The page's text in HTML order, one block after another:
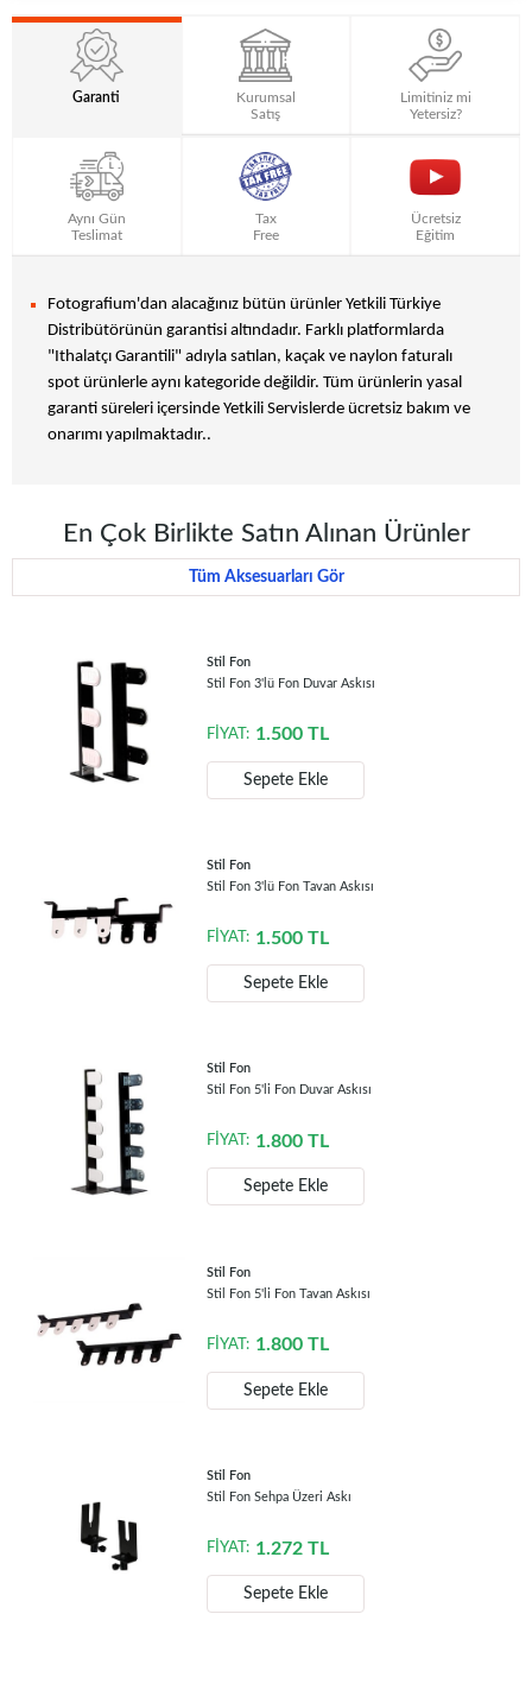
Garanti
Kurumsal
Satış
Limitiniz mi
Yetersiz?
Aynı Gün
Teslimat
Tax
Free
Ücretsiz
Eğitim
Fotografium'dan alacağınız bütün ürünler Yetkili Türkiye
Distribütörünün garantisi altındadır. Farklı platformlarda
"Ithalatçı Garantili" adıyla satılan, kaçak ve naylon faturalı
spot ürünlerle aynı kategoride değildir. Tüm ürünlerin yasal
garanti süreleri içersinde Yetkili Servislerde ücretsiz bakım ve
onarımı yapılmaktadır..
En Çok Birlikte Satın Alınan Ürünler
Tüm Aksesuarları Gör
Stil Fon
Stil Fon 3'lü Fon Duvar Askısı
FİYAT: 1.500 TL
Sepete Ekle
Stil Fon
Stil Fon 3'lü Fon Tavan Askısı
FİYAT: 1.500 TL
Sepete Ekle
Stil Fon
Stil Fon 5'li Fon Duvar Askısı
FİYAT: 1.800 TL
Sepete Ekle
Stil Fon
Stil Fon 5'li Fon Tavan Askısı
FİYAT: 1.800 TL
Sepete Ekle
Stil Fon
Stil Fon Sehpa Üzeri Askı
FİYAT: 1.272 TL
Sepete Ekle